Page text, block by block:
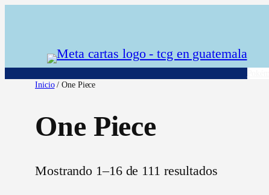
Inicio/ One Piece
One Piece
Mostrando 1–16 de 111 resultados